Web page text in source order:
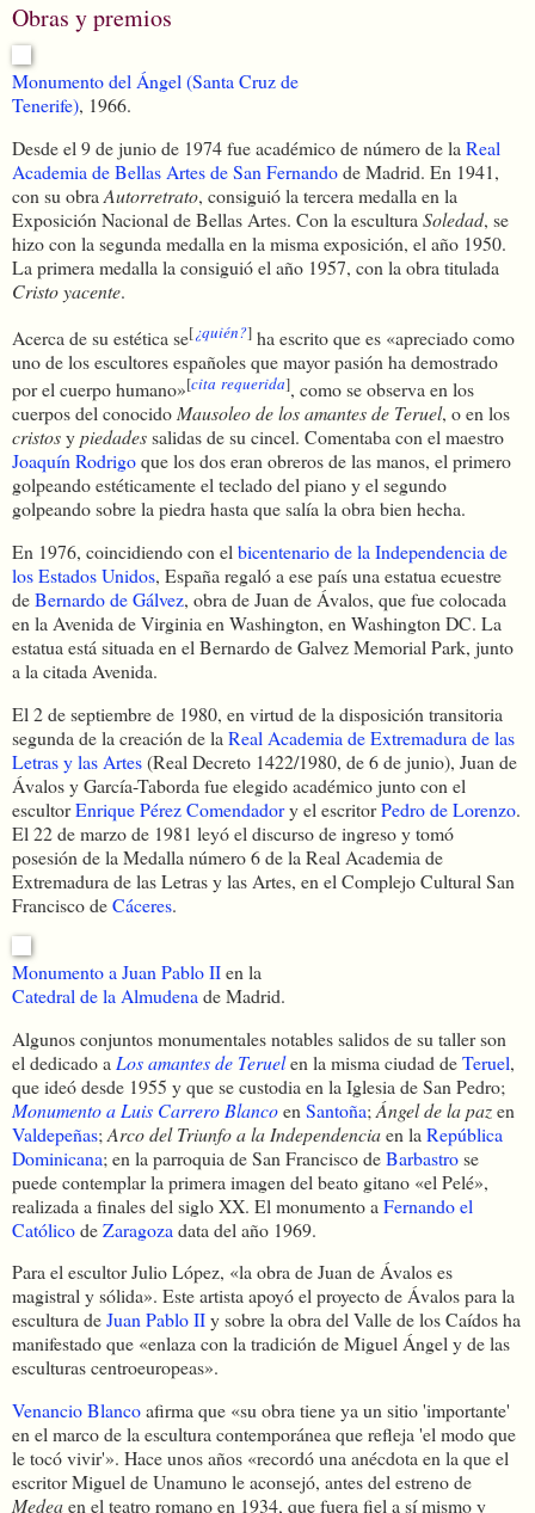
Obras y premios
Monumento del Ángel (Santa Cruz de
Tenerife), 1966.
Desde el 9 de junio de 1974 fue académico de número de la Real
Academia de Bellas Artes de San Fernandode Madrid. En 1941,
con su obra Autorretrato, consiguió la tercera medalla en la
Exposición Nacional de Bellas Artes. Con la escultura Soledad, se
hizo con la segunda medalla en la misma exposición, el año 1950.
La primera medalla la consiguió el año 1957, con la obra titulada
Cristo yacente.
Acerca de su estética se[¿quién?] ha escrito que es «apreciado como
uno de los escultores españoles que mayor pasión ha demostrado
por el cuerpo humano»[cita requerida], como se observa en los
cuerpos del conocidoMausoleo de los amantes de Teruel, o en los
cristosypiedadessalidas de su cincel. Comentaba con el maestro
Joaquín Rodrigoque los dos eran obreros de las manos, el primero
golpeando estéticamente el teclado del piano y el segundo
golpeando sobre la piedra hasta que salía la obra bien hecha.
En 1976, coincidiendo con el bicentenario de la Independencia de
los Estados Unidos, España regaló a ese país una estatua ecuestre
deBernardo de Gálvez, obra de Juan de Ávalos, que fue colocada
en la Avenida de Virginia en Washington, en Washington DC. La
estatua está situada en el Bernardo de Galvez Memorial Park, junto
a la citada Avenida.
El 2 de septiembre de 1980, en virtud de la disposición transitoria
segunda de la creación de la Real Academia de Extremadura de las
Letras y las Artes(Real Decreto 1422/1980, de 6 de junio), Juan de
Ávalos y García-Taborda fue elegido académico junto con el
escultorEnrique Pérez Comendadory el escritorPedro de Lorenzo.
El 22 de marzo de 1981 leyó el discurso de ingreso y tomó
posesión de la Medalla número 6 de la Real Academia de
Extremadura de las Letras y las Artes, en el Complejo Cultural San
Francisco deCáceres.
Monumento a Juan Pablo IIen la
Catedral de la Almudena de Madrid.
Algunos conjuntos monumentales notables salidos de su taller son
el dedicado a Los amantes de Teruelen la misma ciudad deTeruel,
que ideó desde 1955 y que se custodia en la Iglesia de San Pedro;
Monumento a Luis Carrero Blancoen Santoña; Ángel de la pazen
Valdepeñas; Arco del Triunfo a la Independenciaen la República
Dominicana; en la parroquia de San Francisco deBarbastrose
puede contemplar la primera imagen del beato gitano «el Pelé»,
realizada a finales del siglo XX. El monumento a Fernando el
CatólicodeZaragoza data del año 1969.
Para el escultor Julio López, «la obra de Juan de Ávalos es
magistral y sólida». Este artista apoyó el proyecto de Ávalos para la
escultura deJuan Pablo IIy sobre la obra del Valle de los Caídos ha
manifestado que «enlaza con la tradición de Miguel Ángel y de las
esculturas centroeuropeas».
Venancio Blancoafirma que «su obra tiene ya un sitio 'importante'
en el marco de la escultura contemporánea que refleja 'el modo que
le tocó vivir'». Hace unos años «recordó una anécdota en la que el
escritor Miguel de Unamuno le aconsejó, antes del estreno de
Medeaen el teatro romano en 1934, que fuera fiel a sí mismo y